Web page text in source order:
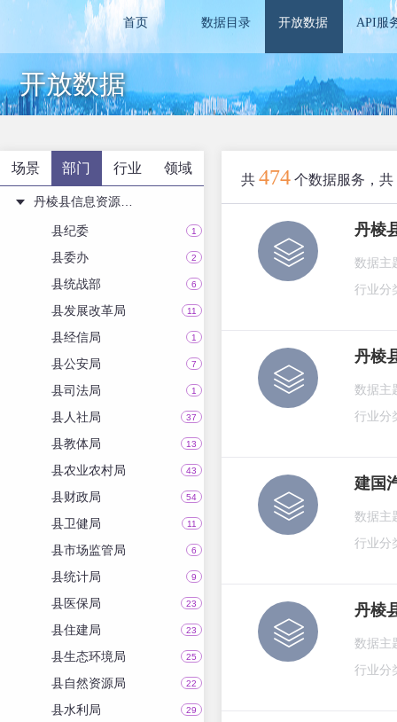
首页 数据目录 开放数据 API服
开放数据
场景 部门 行业 领域
县纪委 1
县委办 2
县统战部 6
县发展改革局 11
县经信局 1
县公安局 7
县司法局 1
县人社局 37
县教体局 13
县农业农村局 43
县财政局 54
县卫健局 11
县市场监管局 6
县统计局 9
县医保局 23
县住建局 23
县生态环境局 25
县自然资源局 22
县水利局 29
共 474 个数据服务，共
丹棱
数据主
行业分
丹棱
数据主
行业分
建国
数据主
行业分
丹棱
数据主
行业分